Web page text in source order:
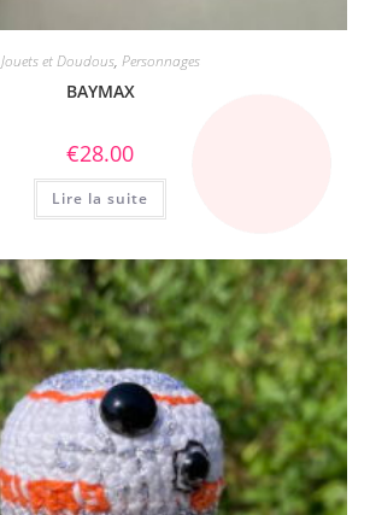
Jouets et Doudous, Personnages
BAYMAX
€28.00
Lire la suite